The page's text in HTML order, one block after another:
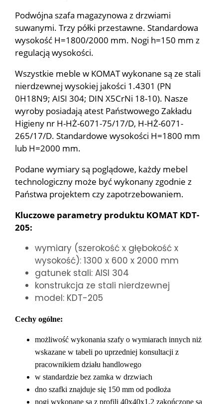
Podwójna szafa magazynowa z drzwiami
suwanymi. Trzy półki przestawne. Standardowa
wysokość H=1800/2000 mm. Nogi h=150 mm z
regulacją wysokości.
Wszystkie meble w KOMAT wykonane są ze stali
nierdzewnej wysokiej jakości 1.4301 (PN
0H18N9; AISI 304; DIN X5CrNi 18-10). Nasze
wyroby posiadają atest Państwowego Zakładu
Higieny nr H-HŻ-6071-75/17/D, H-HŻ-6071-
265/17/D. Standardowe wysokości H=1800 mm
lub H=2000 mm.
Podane wymiary są poglądowe, każdy mebel
technologiczny może być wykonany zgodnie z
Państwa projektem czy zapotrzebowaniem.
Kluczowe parametry produktu KOMAT KDT-
205:
wymiary (szerokość x głębokość x
wysokość): 1300 x 600 x 2000 mm
gatunek stali: AISI 304
konstrukcja ze stali nierdzewnej
model: KDT-205
Cechy ogólne:
możliwość wykonania szafy o wymiarach innych niż
wskazane w tabeli po uprzedniej konsultacji z
pracownikiem działu handlowego
w standardzie bez zamka w drzwiach
dno szafki znajduje się 150 mm od podłoża
nogi wykonane są z profili 40x40x1,2 zakończone są